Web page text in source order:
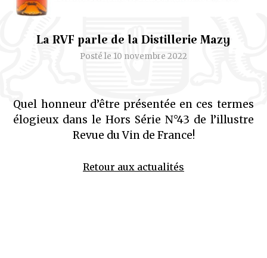
La RVF parle de la Distillerie Mazy
Posté le 10 novembre 2022
Quel honneur d’être présentée en ces termes
élogieux dans le Hors Série N°43 de l’illustre
Revue du Vin de France!
Retour aux actualités